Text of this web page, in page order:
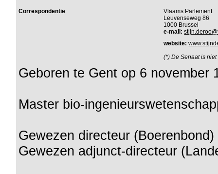
Correspondentie
Vlaams Parlement
Leuvenseweg 86
1000 Brussel
e-mail:
website:
(*) De Senaat is
Geboren te Gent op 6 november
Master bio-
Gewezen directeur (Boerenbond)
Gewezen adjunct-directeur